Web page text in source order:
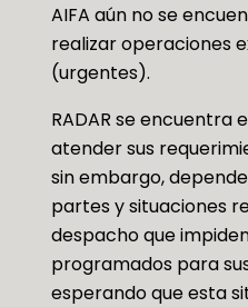
AIFA aún no se
realizar operaciones
(urgentes).
RADAR se encuentra
atender sus
sin embargo,
partes y situaciones
despacho que
programados para
esperando que esta